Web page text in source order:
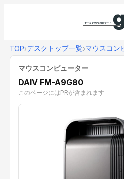
TOP›デスクトップ一覧›マウスコン
マウスコンピューター
DAIV FM-A9G80
このページにはPRが含まれます